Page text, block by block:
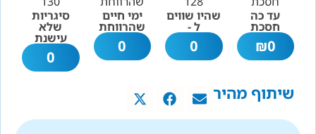
עד כה
חסכת
0
₪
שהיו שווים
ל -
0
ימי חיים
שהרווחת
0
סיגריות
שלא
עישנת
0
שיתוף מהיר